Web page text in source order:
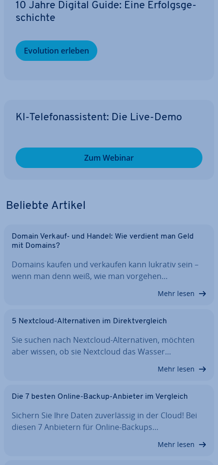
10 Jahre Digital Guide: Eine Er­folgs­ge­
schich­te
Evolution erleben
KI-Te­le­fon­as­sis­tent: Die Live-Demo
Zum Webinar
Beliebte Artikel
Domain Verkauf- und Handel: Wie verdient man Geld
mit Domains?
Domains kaufen und verkaufen kann lukrativ sein –
wenn man denn weiß, wie man vorgehen…
Mehr lesen
5 Nextcloud-Al­ter­na­ti­ven im Di­rekt­ver­gleich
Sie suchen nach Nextcloud-Al­ter­na­ti­ven, möchten
aber wissen, ob sie Nextcloud das Wasser…
Mehr lesen
Die 7 besten Online-Backup-Anbieter im Vergleich
Sichern Sie Ihre Daten zu­ver­läs­sig in der Cloud! Bei
diesen 7 Anbietern für Online-Backups…
Mehr lesen